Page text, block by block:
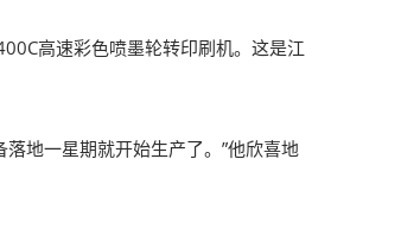
高速彩色喷墨轮转印刷机。这是江
地一星期就开始生产了。”他欣喜地